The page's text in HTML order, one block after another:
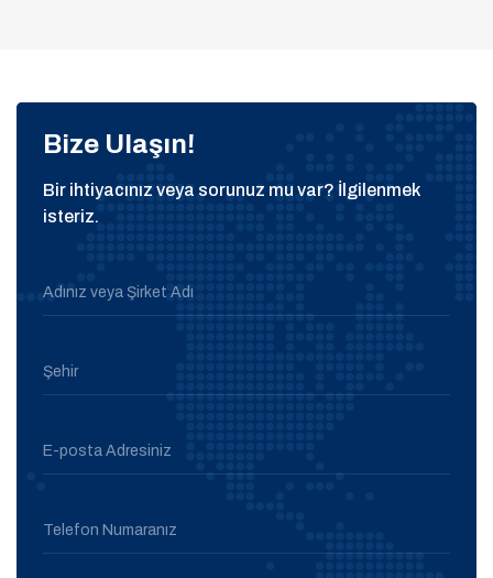
Bize Ulaşın!
Bir ihtiyacınız veya sorunuz mu var? İlgilenmek
isteriz.
Adınız veya Şirket Adı
Şehir
E-posta Adresiniz
Telefon Numaranız